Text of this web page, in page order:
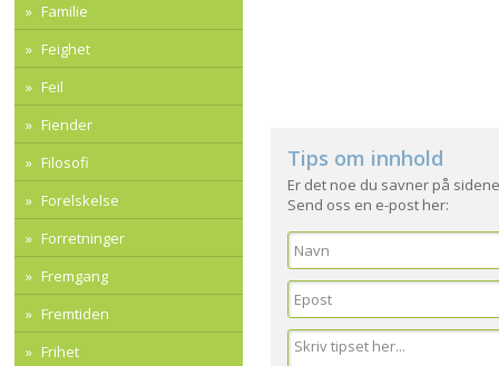
Familie
Feighet
Feil
Fiender
Filosofi
Forelskelse
Forretninger
Fremgang
Fremtiden
Frihet
Tips om innhold
Er det noe du savner på
Send oss en e-post her: